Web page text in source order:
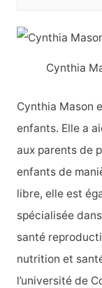
c
c
h
e
r
:
Cynthia
Cynthia Mason
enfants. Elle a
aux parents de
enfants de
libre, elle est
spécialisée
santé
nutrition et
l’université de